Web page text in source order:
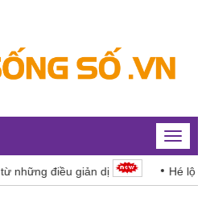
Toggle
điều giản dị Hé lộ hình